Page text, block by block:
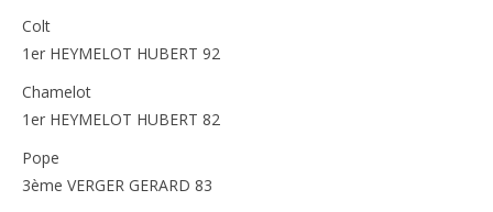
Colt
1er HEYMELOT HUBERT 92
Chamelot
1er HEYMELOT HUBERT 82
Pope
3ème VERGER GERARD 83